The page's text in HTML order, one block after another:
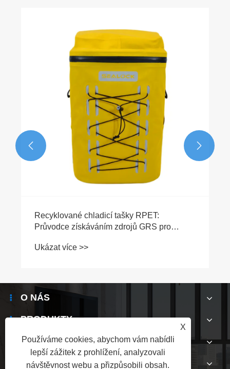
Recyklované chladicí tašky RPET:
Průvodce získáváním zdrojů GRS pro
Ukázat více >>
 
O NÁS
PRODUKTY
ZPRÁVY
KONTAKTUJTE NÁS
X
Používáme cookies, abychom vám nabídli
lepší zážitek z prohlížení, analyzovali
návštěvnost webu a přizpůsobili obsah.